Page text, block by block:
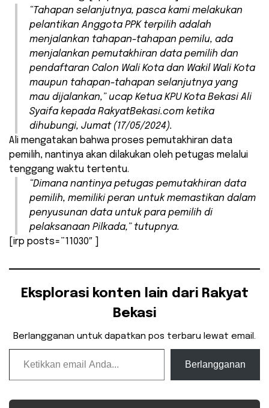
“Tahapan selanjutnya, pasca kami melakukan
pelantikan Anggota PPK terpilih adalah
menjalankan tahapan-tahapan pemilu, ada
menjalankan pemutakhiran data pemilih dan
pendaftaran Calon Wali Kota dan Wakil Wali Kota
maupun tahapan-tahapan selanjutnya yang
mau dijalankan,” ucap Ketua KPU Kota Bekasi Ali
Syaifa kepada RakyatBekasi.com ketika
dihubungi, Jumat (17/05/2024).
Ali mengatakan bahwa proses pemutakhiran data
pemilih, nantinya akan dilakukan oleh petugas melalui
tenggang waktu tertentu.
“Dimana nantinya petugas pemutakhiran data
pemilih, memiliki peran untuk memastikan dalam
penyusunan data untuk para pemilih di
pelaksanaan Pilkada,” tutupnya.
[irp posts=”11030″ ]
Eksplorasi konten lain dari Rakyat
Bekasi
Berlangganan untuk dapatkan pos terbaru lewat email.
Ketikkan email Anda...
Berlangganan